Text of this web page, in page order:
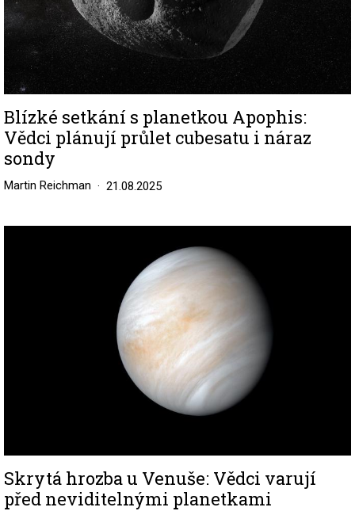
Blízké setkání s planetkou Apophis:
Vědci plánují průlet cubesatu i náraz
sondy
Martin Reichman 21.08.2025
Skrytá hrozba u Venuše: Vědci varují
před neviditelnými planetkami